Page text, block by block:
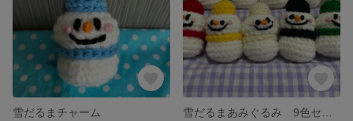
雪だるまチャーム